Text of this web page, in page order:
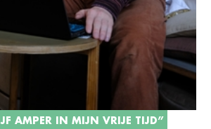
AMPER IN MIJN VRIJE TIJD”